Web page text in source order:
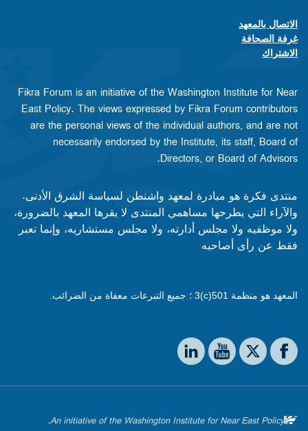
Footer contact links
الاتصال بالمعهد
غرفة الصحافة
الاشتراك
Fikra Forum is an initiative of the Washington Institute for Near
East Policy. The views expressed by Fikra Forum contributors
are the personal views of the individual authors, and are not
necessarily endorsed by the Institute, its staff, Board of
Directors, or Board of Advisors.​​
منتدى فكرة هو مبادرة لمعهد واشنطن لسياسة الشرق الأدنى.
والآراء التي يطرحها مساهمي المنتدى لا يقرها المعهد بالضرورة،
ولا موظفيه ولا مجلس أدارته، ولا مجلس مستشاريه، وإنما تعبر
فقط عن رأى أصاحبه
المعهد هو منظمة 501(c)3 ؛ جميع التبرعات معفاة من الضرائب.
Social media
The Washington Institute on Facebook
The Washington Institute on X
The Washington Institute on YouTube
The Washington Institute on LinkedIn
An initiative of the Washington Institute for Near East Policy.